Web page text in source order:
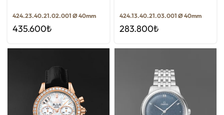
424.23.40.21.02.001 Ø 40mm
435.600₺
424.13.40.21.03.001 Ø 40mm
283.800₺